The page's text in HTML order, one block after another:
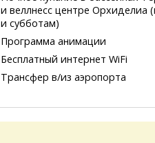
и веллнесс центре Орхиделиа
и субботам)
Программа анимации
Бесплатный интернет WiFi
Трансфер в/из аэропорта